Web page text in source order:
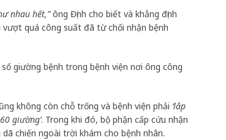
nhau hết,”ông Định cho biết và khẳng định
quá công suất đã từ chối nhận bệnh
giường bệnh trong bệnh viện nơi ông công
không còn chỗ trống và bệnh viện phải ‘lắp
giường’. Trong khi đó, bộ phận cấp cứu nhận
chiến ngoài trời khám cho bệnh nhân.